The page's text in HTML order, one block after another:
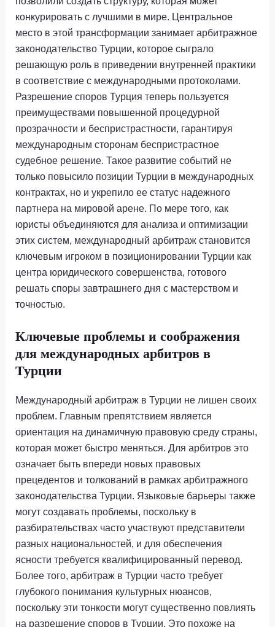
конкурировать с лучшими в мире. Центральное
место в этой трансформации занимает арбитражное
законодательство Турции, которое сыграло
решающую роль в приведении внутренней практики
в соответствие с международными протоколами.
Разрешение споров Турция теперь пользуется
преимуществами повышенной процедурной
прозрачности и беспристрастности, гарантируя
международным сторонам беспристрастное
судебное решение. Такое развитие событий не
только повысило позиции Турции в международных
контрактах, но и укрепило ее статус надежного
партнера на мировой арене. По мере того, как
юристы объединяются для анализа и оптимизации
этих систем, международный арбитраж становится
ключевым игроком в позиционировании Турции как
центра юридического совершенства, готового
решать споры завтрашнего дня с мастерством и
точностью.
Ключевые проблемы и соображения
для международных арбитров в
Турции
Международный арбитраж в Турции не лишен своих
проблем. Главным препятствием является
ориентация на динамичную правовую среду страны,
которая может быстро меняться. Для арбитров это
означает быть впереди новых правовых
прецедентов и толкований в рамках арбитражного
законодательства Турции. Языковые барьеры также
могут создавать проблемы, поскольку в
разбирательствах часто участвуют представители
разных национальностей, и для обеспечения
ясности требуется квалифицированный перевод.
Более того, арбитраж в Турции часто требует
глубокого понимания культурных нюансов,
поскольку эти тонкости могут существенно повлиять
на разрешение споров в Турции. Это похоже на